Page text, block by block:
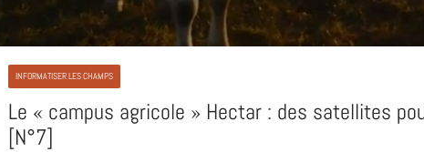
INFORMATISER LES CHAMPS
Le « campus agricole » Hectar : des satellites
[N°7]